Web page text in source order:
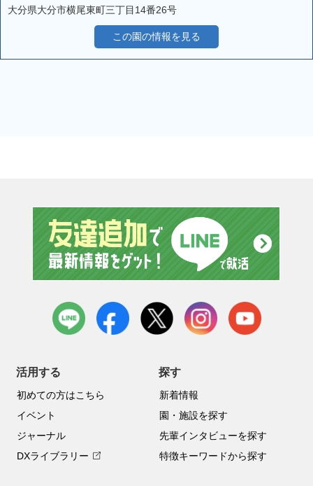
大分県大分市横尾東町三丁目14番26号
この園の情報を見る
LINE facebook instagramyoutube
活用する
初めての方はこちら
イベント
ジャーナル
DXライブラリー
探す
新着情報
園・施設を探す
先輩インタビューを探す
特徴キーワードから探す